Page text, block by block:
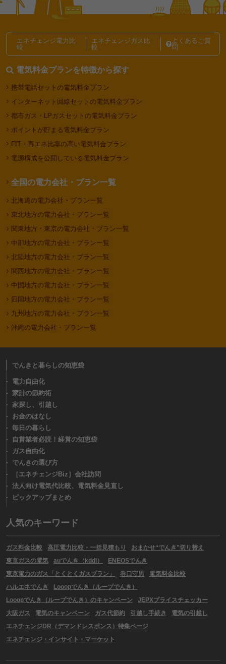
家電の電気代
毎日の暮らし記事一覧
エネチェンジ電力比
較
エネチェンジガス比
較
よくあるご質
問
電気料金プランを特徴から探す
携帯電話セットの電気料金プラン
インターネット回線セットの電気料金プラン
都市ガス・LPガスセットの電気料金プラン
ポイントが貯まる電気料金プラン
FIT・再エネ比率の高い電気料金プラン
電源構成を公開している電気料金プラン
全国の電力会社・プラン一覧
北海道の電力会社・プラン一覧
東北地方の電力会社・プラン一覧
関東地方・東京の電力会社・プラン一覧
中部地方の電力会社・プラン一覧
北陸地方の電力会社・プラン一覧
関西地方の電力会社・プラン一覧
中国地方の電力会社・プラン一覧
四国地方の電力会社・プラン一覧
九州地方の電力会社・プラン一覧
沖縄の電力会社・プラン一覧
でんきと暮らしの知恵袋
電力自由化
家計の節約術
家探し、引越し
お金のはなし
毎日の暮らし
自営業者必読！経営の知恵袋
ガス自由化
でんきの選び方
［エネチェンジBiz］会社訪問
法人向け電気代比較、電気料金見直し
ピックアップまとめ
人気のキーワード
ガス料金比較 高圧電力比較・一括見積もり
おまかせ“でんき”切り替え
東京ガスの電気
auでんき（kddi）
ENEOSでんき
東京電力のガス「とくとくガスプラン」
巻口守男
電気料金比較
ハルエネでんき
Looopでんき（ループでんき）
Looopでんき（ループでんき）のキャンペーン
JEPXプライスチェッカー
大阪ガス
電気のキャンペーン ガス代節約 引越し手続き
電気の引越し
エネチェンジDR（デマンドレスポンス）特集ページ
エネチェンジ・インサイト・マーケット